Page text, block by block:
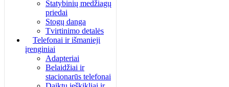
Statybinių medžiagų
priedai
Stogų danga
Tvirtinimo detalės
Telefonai ir išmanieji
įrenginiai
Adapteriai
Belaidžiai ir
stacionarūs telefonai